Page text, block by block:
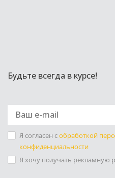
Будьте всегда в курсе!
Я согласен собработкой
конфиденциальности
Я хочу получать рекламную